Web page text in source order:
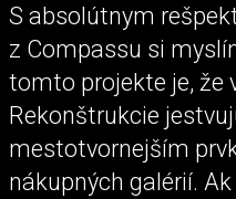
S absolútnym
z Compassu si
tomto projekte je, že
Rekonštrukcie
mestotvornejším
nákupných galérií.